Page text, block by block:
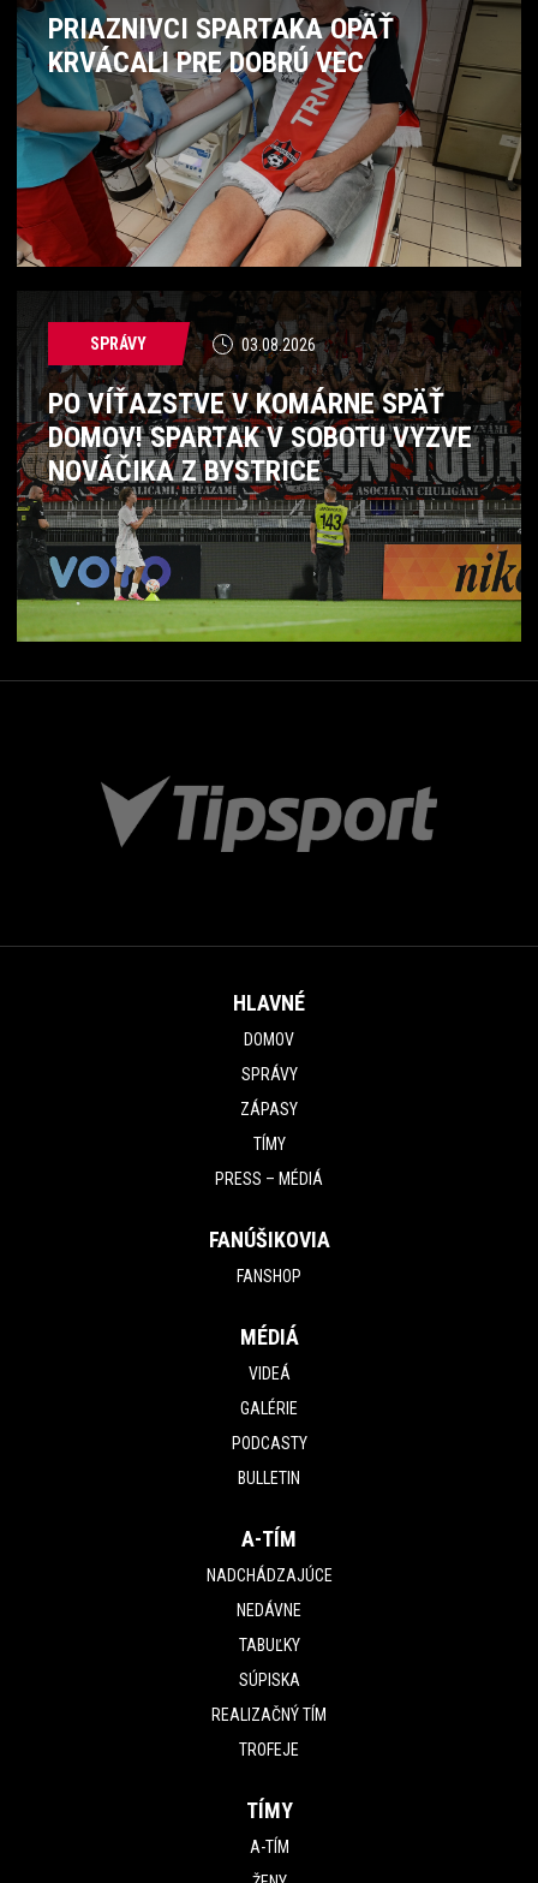
PRIAZNIVCI SPARTAKA OPÄŤ
KRVÁCALI PRE DOBRÚ VEC
SPRÁVY 03.08.2026
PO VÍŤAZSTVE V KOMÁRNE SPÄŤ
DOMOV! SPARTAK V SOBOTU VYZVE
NOVÁČIKA Z BYSTRICE
HLAVNÉ
DOMOV
SPRÁVY
ZÁPASY
TÍMY
PRESS – MÉDIÁ
FANÚŠIKOVIA
FANSHOP
MÉDIÁ
VIDEÁ
GALÉRIE
PODCASTY
BULLETIN
A-TÍM
NADCHÁDZAJÚCE
NEDÁVNE
TABUĽKY
SÚPISKA
REALIZAČNÝ TÍM
TROFEJE
TÍMY
A-TÍM